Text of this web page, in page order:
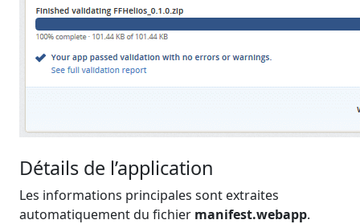
Détails de l’application
Les informations principales sont extraites
automatiquement du fichier manifest.webapp.